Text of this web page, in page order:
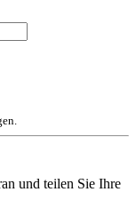
und teilen Sie Ihre